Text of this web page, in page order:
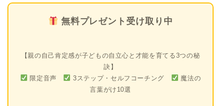
無料プレゼント受け取り中
【親の自己肯定感が子どもの自立心と才能を育てる3つの秘
訣】
限定音声
3ステップ・セルフコーチング
魔法の
言葉がけ10選